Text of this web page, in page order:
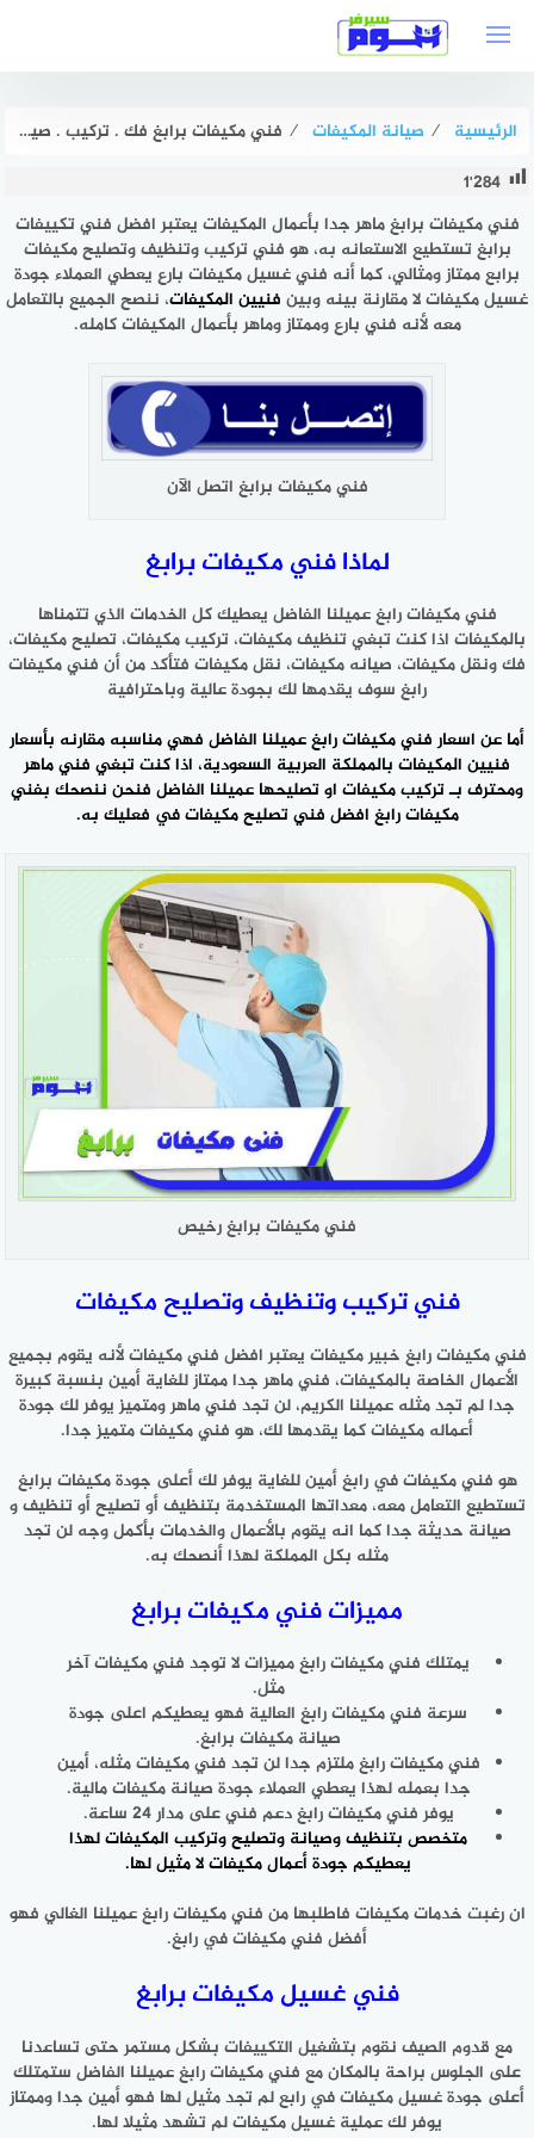
الرئيسية ⁄ صيانة المكيفات ⁄ فني مكيفات برابغ فك . تركيب . صيانة بخصم 51% هوم سيرفر
1٬284
فني مكيفات برابغ ماهر جدا بأعمال المكيفات يعتبر افضل فني تكييفات
برابغ تستطيع الاستعانه به، هو فني تركيب وتنظيف وتصليح مكيفات
برابع ممتاز ومثالي، كما أنه فني غسيل مكيفات بارع يعطي العملاء جودة
غسيل مكيفات لا مقارنة بينه وبين فنيين المكيفات، ننصح الجميع بالتعامل
معه لأنه فني بارع وممتاز وماهر بأعمال المكيفات كامله.
فني مكيفات برابغ اتصل الآن
لماذا فني مكيفات برابغ
فني مكيفات رابغ عميلنا الفاضل يعطيك كل الخدمات الذي تتمناها
بالمكيفات اذا كنت تبغي تنظيف مكيفات، تركيب مكيفات، تصليح مكيفات،
فك ونقل مكيفات، صيانه مكيفات، نقل مكيفات فتأكد من أن فني مكيفات
رابغ سوف يقدمها لك بجودة عالية وباحترافية
أما عن اسعار فني مكيفات رابغ عميلنا الفاضل فهي مناسبه مقارنه بأسعار
فنيين المكيفات بالمملكة العربية السعودية، اذا كنت تبغي فني ماهر
ومحترف بـ تركيب مكيفات او تصليحها عميلنا الفاضل فنحن ننصحك بفني
مكيفات رابغ افضل فني تصليح مكيفات في فعليك به.
فني مكيفات برابغ رخيص
فني تركيب وتنظيف وتصليح مكيفات
فني مكيفات رابغ خبير مكيفات يعتبر افضل فني مكيفات لأنه يقوم بجميع
الأعمال الخاصة بالمكيفات، فني ماهر جدا ممتاز للغاية أمين بنسبة كبيرة
جدا لم تجد مثله عميلنا الكريم، لن تجد فني ماهر ومتميز يوفر لك جودة
أعماله مكيفات كما يقدمها لك، هو فني مكيفات متميز جدا.
هو فني مكيفات في رابغ أمين للغاية يوفر لك أعلى جودة مكيفات برابغ
تستطيع التعامل معه، معداتها المستخدمة بتنظيف أو تصليح أو تنظيف و
صيانة حديثة جدا كما انه يقوم بالأعمال والخدمات بأكمل وجه لن تجد
مثله بكل المملكة لهذا أنصحك به.
مميزات فني مكيفات برابغ
يمتلك فني مكيفات رابغ مميزات لا توجد فني مكيفات آخر
مثل.
سرعة فني مكيفات رابغ العالية فهو يعطيكم اعلى جودة
صيانة مكيفات برابغ.
فني مكيفات رابغ ملتزم جدا لن تجد فني مكيفات مثله، أمين
جدا بعمله لهذا يعطي العملاء جودة صيانة مكيفات مالية.
يوفر فني مكيفات رابغ دعم فني على مدار 24 ساعة.
متخصص بتنظيف وصيانة وتصليح وتركيب المكيفاتلهذا
يعطيكم جودة أعمال مكيفات لا مثيل لها.
ان رغبت خدمات مكيفات فاطلبها من فني مكيفات رابغ عميلنا الغالي فهو
أفضل فني مكيفات في رابغ.
فني غسيل مكيفات برابغ
مع قدوم الصيف نقوم بتشغيل التكييفات بشكل مستمر حتى تساعدنا
على الجلوس براحة بالمكان مع فني مكيفات رابغ عميلنا الفاضل ستمتلك
أعلى جودة غسيل مكيفات في رابع لم تجد مثيل لها فهو أمين جدا وممتاز
يوفر لك عملية غسيل مكيفات لم تشهد مثيلا لها.